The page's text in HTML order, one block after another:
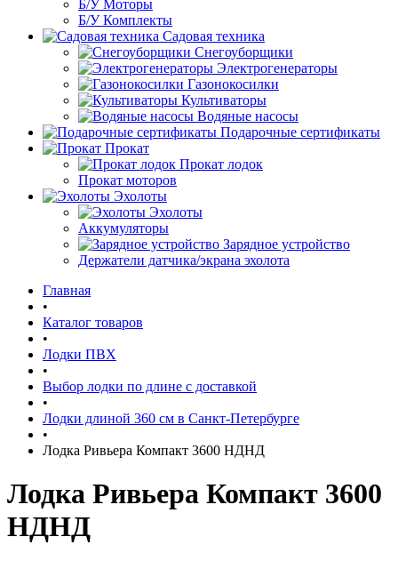
Б/У Моторы
Б/У Комплекты
Садовая техника
Снегоуборщики
Электрогенераторы
Газонокосилки
Культиваторы
Водяные насосы
Подарочные сертификаты
Прокат
Прокат лодок
Прокат моторов
Эхолоты
Эхолоты
Аккумуляторы
Зарядное устройство
Держатели датчика/экрана эхолота
Главная
•
Каталог товаров
•
Лодки ПВХ
•
Выбор лодки по длине c доставкой
•
Лодки длиной 360 см в Санкт-Петербурге
•
Лодка Ривьера Компакт 3600 НДНД
Лодка Ривьера Компакт 3600
НДНД